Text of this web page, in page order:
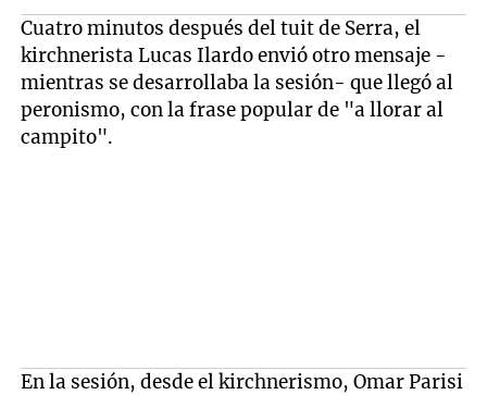
Cuatro minutos después del tuit de Serra, el
kirchnerista Lucas Ilardo envió otro mensaje -
mientras se desarrollaba la sesión- que llegó al
peronismo, con la frase popular de "a llorar al
campito".
En la sesión, desde el kirchnerismo, Omar Parisi